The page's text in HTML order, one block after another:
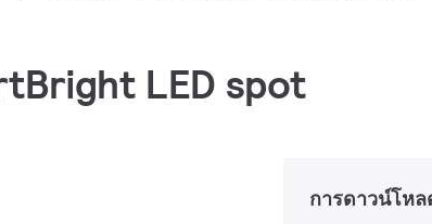
LED spot
การดาวน์โห